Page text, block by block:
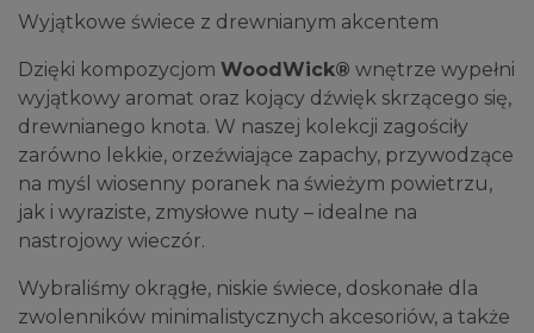
Wyjątkowe świece z drewnianym akcentem
Dzięki kompozycjom WoodWick® wnętrze wypełni
wyjątkowy aromat oraz kojący dźwięk skrzącego się,
drewnianego knota. W naszej kolekcji zagościły
zarówno lekkie, orzeźwiające zapachy, przywodzące
na myśl wiosenny poranek na świeżym powietrzu,
jak i wyraziste, zmysłowe nuty – idealne na
nastrojowy wieczór.
Wybraliśmy okrągłe, niskie świece, doskonałe dla
zwolenników minimalistycznych akcesoriów, a także